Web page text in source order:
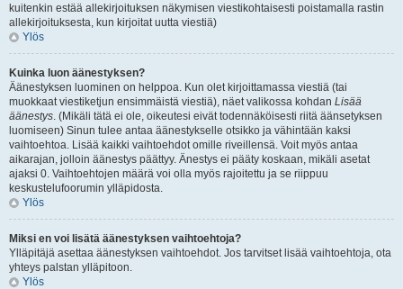
kuitenkin estää allekirjoituksen näkymisen viestikohtaisesti poistamalla rastin
allekirjoituksesta, kun kirjoitat uutta viestiä)
Ylös
Kuinka luon äänestyksen?
Äänestyksen luominen on helppoa. Kun olet kirjoittamassa viestiä (tai
muokkaat viestiketjun ensimmäistä viestiä), näet valikossa kohdan Lisää
äänestys. (Mikäli tätä ei ole, oikeutesi eivät todennäköisesti riitä äänsetyksen
luomiseen) Sinun tulee antaa äänestykselle otsikko ja vähintään kaksi
vaihtoehtoa. Lisää kaikki vaihtoehdot omille riveillensä. Voit myös antaa
aikarajan, jolloin äänestys päättyy. Änestys ei pääty koskaan, mikäli asetat
ajaksi 0. Vaihtoehtojen määrä voi olla myös rajoitettu ja se riippuu
keskustelufoorumin ylläpidosta.
Ylös
Miksi en voi lisätä äänestyksen vaihtoehtoja?
Ylläpitäjä asettaa äänestyksen vaihtoehdot. Jos tarvitset lisää vaihtoehtoja, ota
yhteys palstan ylläpitoon.
Ylös